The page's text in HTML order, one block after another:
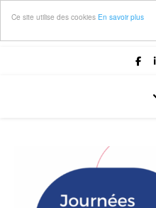
Ce site utilise des cookies En savoir plus